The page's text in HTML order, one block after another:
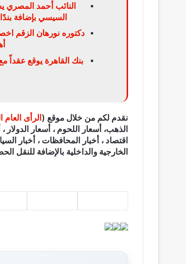
النائب أحمد المصري
السيسي بإضافة
دكتوره نورهان الزقم
بنك القاهرة يوقع عقداً
نقدم لكم من خلال موقع (الرأى
الذهب، أسعار اللحوم ، أسعار الدولار
اقتصاد ، أخبار المحافظات ، أخبار
الخارجية والداخلية بالإضافة للنقل